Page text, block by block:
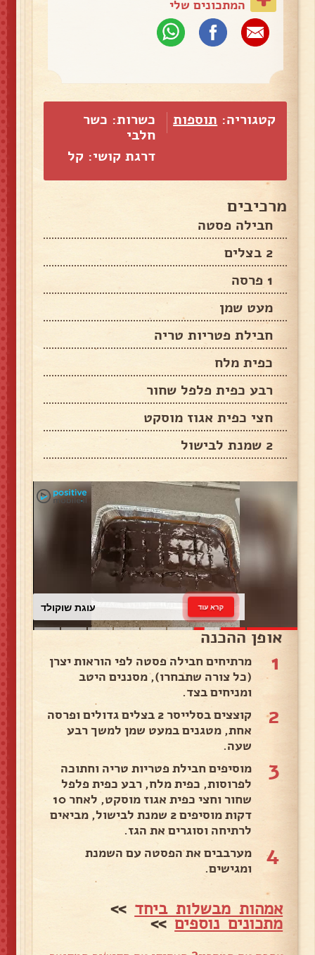
המתכונים שלי
קטגוריה: תוספות
כשרות: כשר
חלבי
דרגת קושי: קל
מרכיבים
חבילה פסטה
2 בצלים
1 פרסה
מעט שמן
חבילת פטריות טריה
כפית מלח
רבע כפית פלפל שחור
חצי כפית אגוז מוסקט
2 שמנת לבישול
עוגת שוקולד קרא עוד
אופן ההכנה
1
מרתיחים חבילה פסטה לפי הוראות יצרן
(כל צורה שתבחרו), מסננים היטב
ומניחים בצד.
2
קוצצים בסלייסר 2 בצלים גדולים ופרסה
אחת, מטגנים במעט שמן למשך רבע
שעה.
3
מוסיפים חבילת פטריות טריה וחתוכה
לפרוסות, כפית מלח, רבע כפית פלפל
שחור וחצי כפית אגוז מוסקט, לאחר 10
דקות מוסיפים 2 שמנת לבישול, מביאים
לרתיחה וסוגרים את הגז.
4
מערבבים את הפסטה עם השמנת
ומגישים.
אמהות מבשלות ביחד >>
מתכונים נוספים>>